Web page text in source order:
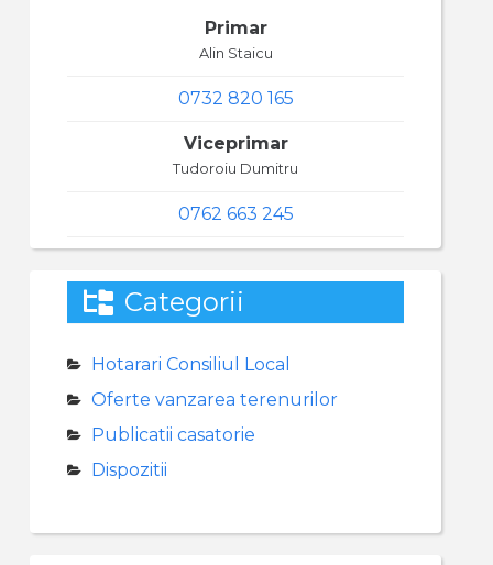
Primar
Alin Staicu
0732 820 165
Viceprimar
Tudoroiu Dumitru
0762 663 245
Categorii
Hotarari Consiliul Local
Oferte vanzarea terenurilor
Publicatii casatorie
Dispozitii